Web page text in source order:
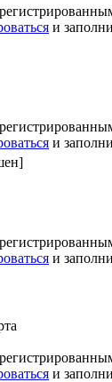
и
и
и
и